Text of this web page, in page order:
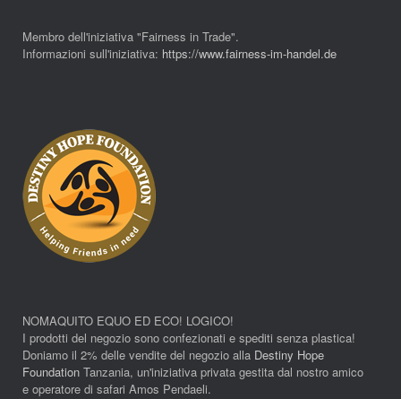
Membro dell'iniziativa "Fairness in Trade".
Informazioni sull'iniziativa: https://www.fairness-im-handel.de
NOMAQUITO EQUO ED ECO! LOGICO!
I prodotti del negozio sono confezionati e spediti senza plastica!
Doniamo il 2% delle vendite del negozio alla Destiny Hope
Foundation Tanzania, un'iniziativa privata gestita dal nostro amico
e operatore di safari Amos Pendaeli.